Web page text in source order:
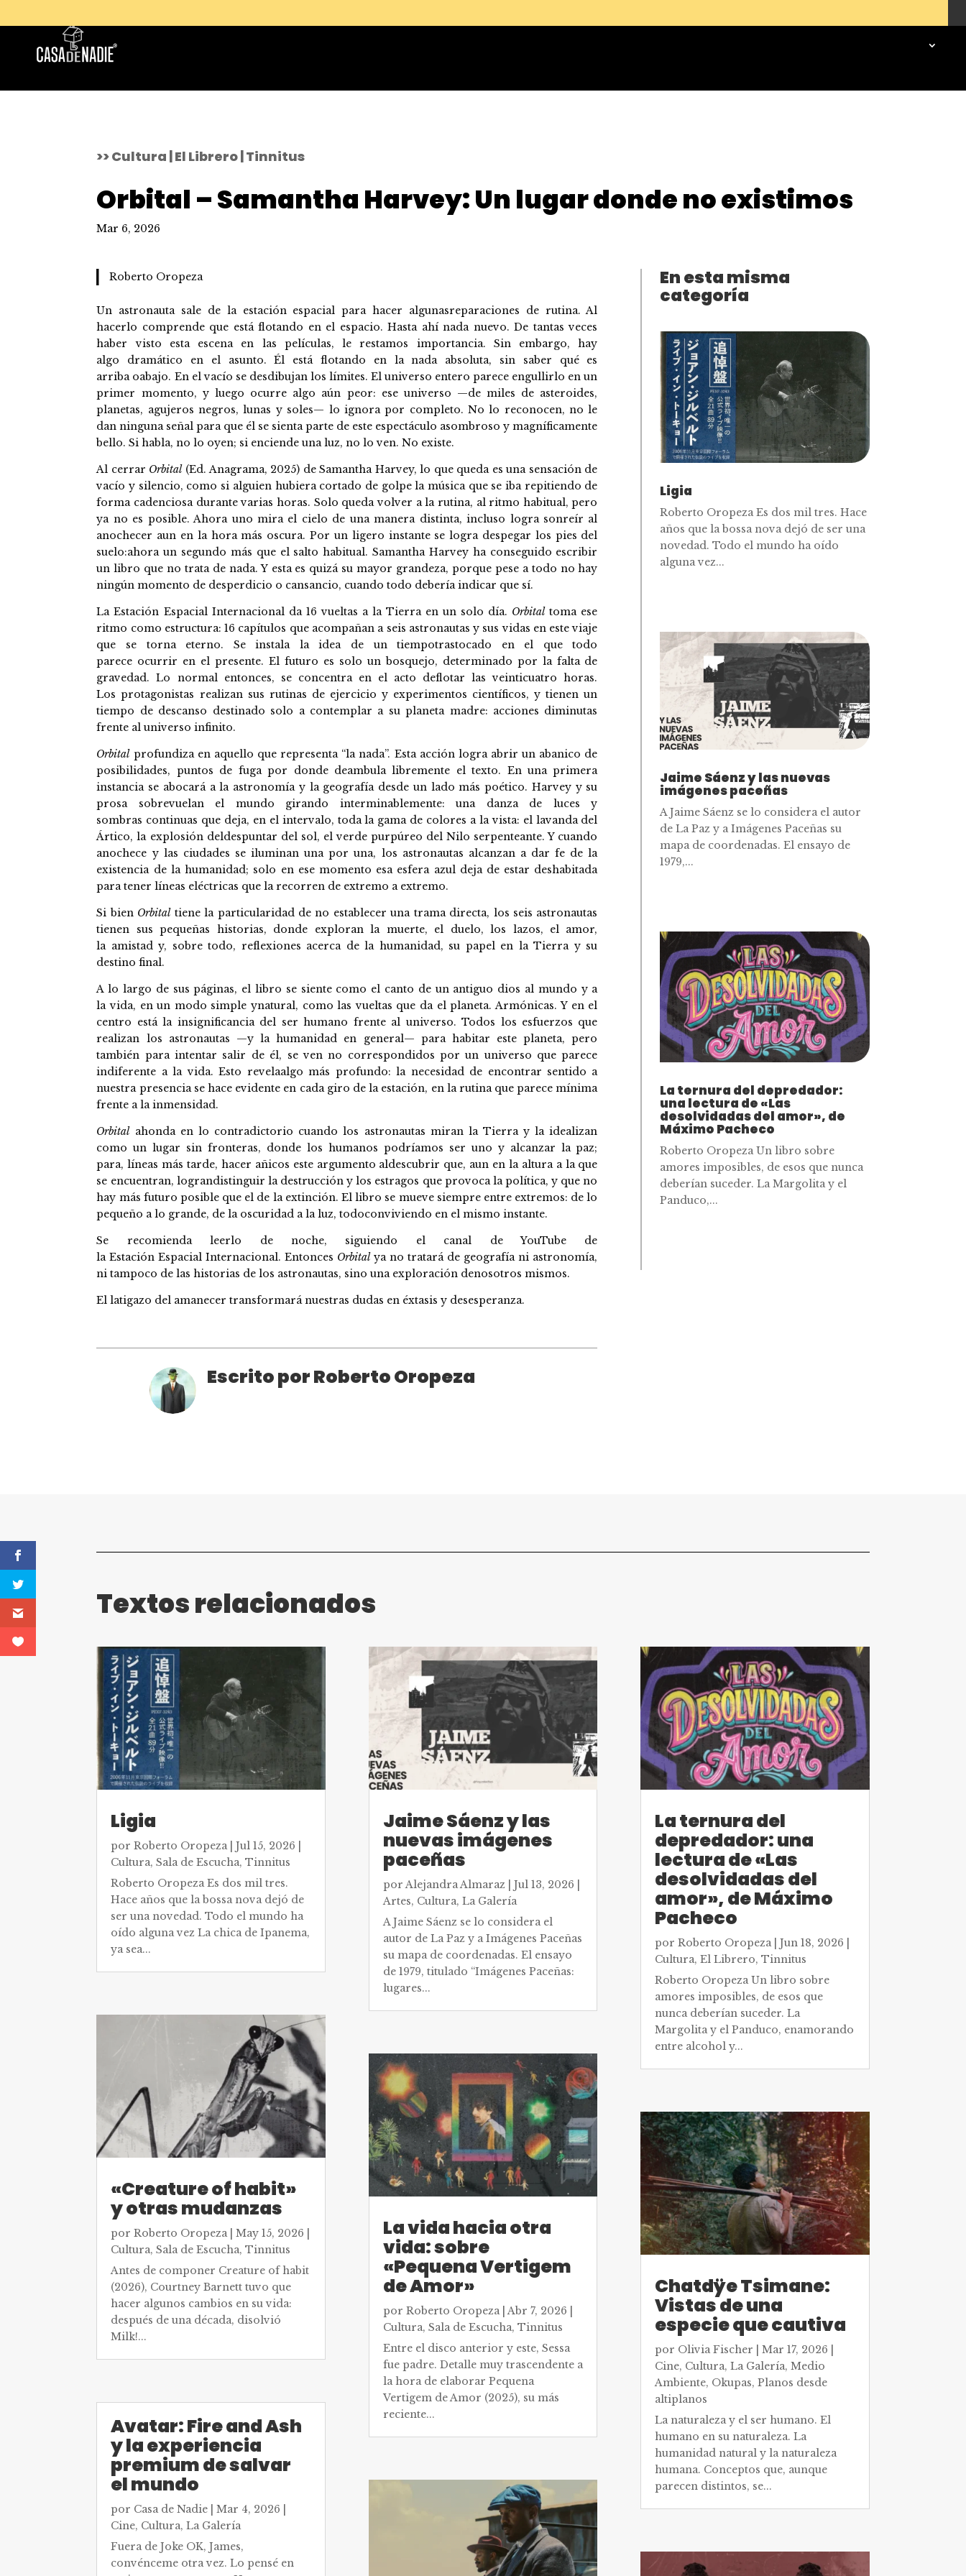
>> Cultura | El Librero | Tinnitus
Orbital – Samantha Harvey: Un lugar donde no existimos
Mar 6, 2026
Roberto Oropeza
Un astronauta sale de la estación espacial para hacer algunasreparaciones de rutina. Al
hacerlo comprende que está flotando en el espacio. Hasta ahí nada nuevo. De tantas veces
haber visto esta escena en las películas, le restamos importancia. Sin embargo, hay
algo dramático en el asunto. Él está flotando en la nada absoluta, sin saber qué es
arriba oabajo. En el vacío se desdibujan los límites. El universo entero parece engullirlo en un
primer momento, y luego ocurre algo aún peor: ese universo —de miles de asteroides,
planetas, agujeros negros, lunas y soles— lo ignora por completo. No lo reconocen, no le
dan ninguna señal para que él se sienta parte de este espectáculo asombroso y magníficamente
bello. Si habla, no lo oyen; si enciende una luz, no lo ven. No existe.
Al cerrar Orbital (Ed. Anagrama, 2025) de Samantha Harvey, lo que queda es una sensación de
vacío y silencio, como si alguien hubiera cortado de golpe la música que se iba repitiendo de
forma cadenciosa durante varias horas. Solo queda volver a la rutina, al ritmo habitual, pero
ya no es posible. Ahora uno mira el cielo de una manera distinta, incluso logra sonreír al
anochecer aun en la hora más oscura. Por un ligero instante se logra despegar los pies del
suelo:ahora un segundo más que el salto habitual. Samantha Harvey ha conseguido escribir
un libro que no trata de nada. Y esta es quizá su mayor grandeza, porque pese a todo no hay
ningún momento de desperdicio o cansancio, cuando todo debería indicar que sí.
La Estación Espacial Internacional da 16 vueltas a la Tierra en un solo día. Orbital toma ese
ritmo como estructura: 16 capítulos que acompañan a seis astronautas y sus vidas en este viaje
que se torna eterno. Se instala la idea de un tiempotrastocado en el que todo
parece ocurrir en el presente. El futuro es solo un bosquejo, determinado por la falta de
gravedad. Lo normal entonces, se concentra en el acto deflotar las veinticuatro horas.
Los protagonistas realizan sus rutinas de ejercicio y experimentos científicos, y tienen un
tiempo de descanso destinado solo a contemplar a su planeta madre: acciones diminutas
frente al universo infinito.
Orbital profundiza en aquello que representa “la nada”. Esta acción logra abrir un abanico de
posibilidades, puntos de fuga por donde deambula libremente el texto. En una primera
instancia se abocará a la astronomía y la geografía desde un lado más poético. Harvey y su
prosa sobrevuelan el mundo girando interminablemente: una danza de luces y
sombras continuas que deja, en el intervalo, toda la gama de colores a la vista: el lavanda del
Ártico, la explosión deldespuntar del sol, el verde purpúreo del Nilo serpenteante. Y cuando
anochece y las ciudades se iluminan una por una, los astronautas alcanzan a dar fe de la
existencia de la humanidad; solo en ese momento esa esfera azul deja de estar deshabitada
para tener líneas eléctricas que la recorren de extremo a extremo.
Si bien Orbital tiene la particularidad de no establecer una trama directa, los seis astronautas
tienen sus pequeñas historias, donde exploran la muerte, el duelo, los lazos, el amor,
la amistad y, sobre todo, reflexiones acerca de la humanidad, su papel en la Tierra y su
destino final.
A lo largo de sus páginas, el libro se siente como el canto de un antiguo dios al mundo y a
la vida, en un modo simple ynatural, como las vueltas que da el planeta. Armónicas. Y en el
centro está la insignificancia del ser humano frente al universo. Todos los esfuerzos que
realizan los astronautas —y la humanidad en general— para habitar este planeta, pero
también para intentar salir de él, se ven no correspondidos por un universo que parece
indiferente a la vida. Esto revelaalgo más profundo: la necesidad de encontrar sentido a
nuestra presencia se hace evidente en cada giro de la estación, en la rutina que parece mínima
frente a la inmensidad.
Orbital ahonda en lo contradictorio cuando los astronautas miran la Tierra y la idealizan
como un lugar sin fronteras, donde los humanos podríamos ser uno y alcanzar la paz;
para, líneas más tarde, hacer añicos este argumento aldescubrir que, aun en la altura a la que
se encuentran, lograndistinguir la destrucción y los estragos que provoca la política, y que no
hay más futuro posible que el de la extinción. El libro se mueve siempre entre extremos: de lo
pequeño a lo grande, de la oscuridad a la luz, todoconviviendo en el mismo instante.
Se recomienda leerlo de noche, siguiendo el canal de YouTube de
la Estación Espacial Internacional. Entonces Orbital ya no tratará de geografía ni astronomía,
ni tampoco de las historias de los astronautas, sino una exploración denosotros mismos.
El latigazo del amanecer transformará nuestras dudas en éxtasis y desesperanza.
En esta misma
categoría
Ligia
Roberto Oropeza Es dos mil tres. Hace
años que la bossa nova dejó de ser una
novedad. Todo el mundo ha oído
alguna vez...
Jaime Sáenz y las nuevas
imágenes paceñas
A Jaime Sáenz se lo considera el autor
de La Paz y a Imágenes Paceñas su
mapa de coordenadas. El ensayo de
1979,...
La ternura del depredador:
una lectura de «Las
desolvidadas del amor», de
Máximo Pacheco
Roberto Oropeza Un libro sobre
amores imposibles, de esos que nunca
deberían suceder. La Margolita y el
Panduco,...
Escrito por Roberto Oropeza
Textos relacionados
Ligia
porRoberto Oropeza|Jul 15, 2026
Cultura,Sala de Escucha,Tinnitus
Roberto Oropeza Es dos mil tres.
Hace años que la bossa nova dejó de
ser una novedad. Todo el mundo ha
oído alguna vez La chica de Ipanema,
ya sea...
«Creature of habit»
y otras mudanzas
porRoberto Oropeza|May 15, 2026
Cultura,Sala de Escucha,Tinnitus
Antes de componer Creature of habit
(2026), Courtney Barnett tuvo que
hacer algunos cambios en su vida:
después de una década, disolvió
Milk!...
Avatar: Fire and Ash
y la experiencia
premium de salvar
el mundo
por Casa de Nadie |Mar 4, 2026
Cine, Cultura,La Galería
Fuera de Joke OK, James,
convénceme otra vez. Lo pensé en
Jaime Sáenz y las
nuevas imágenes
paceñas
porAlejandra Almaraz Jul 13, 2026
Artes, Cultura, La Galería
A Jaime Sáenz se lo considera el
autor de La Paz y a Imágenes Paceñas
su mapa de coordenadas. El ensayo
de 1979, titulado “Imágenes Paceñas:
lugares...
La vida hacia otra
vida: sobre
«Pequena Vertigem
de Amor»
por Roberto Oropeza|Abr 7, 2026
Cultura, Sala de Escucha, Tinnitus
Entre el disco anterior y este, Sessa
fue padre. Detalle muy trascendente a
la hora de elaborar Pequena
Vertigem de Amor (2025), su más
reciente...
La ternura del
depredador: una
lectura de «Las
desolvidadas del
amor», de Máximo
Pacheco
por Roberto Oropeza| Jun 18, 2026
Cultura, El Librero, Tinnitus
Roberto Oropeza Un libro sobre
amores imposibles, de esos que
nunca deberían suceder. La
Margolita y el Panduco, enamorando
entre alcohol y...
Chatdÿe Tsimane:
Vistas de una
especie que cautiva
por Olivia Fischer Mar 17, 2026
Cine, Cultura, La Galería, Medio
Ambiente, Okupas, Planos desde
altiplanos
La naturaleza y el ser humano. El
humano en su naturaleza. La
humanidad natural y la naturaleza
humana. Conceptos que, aunque
parecen distintos, se...